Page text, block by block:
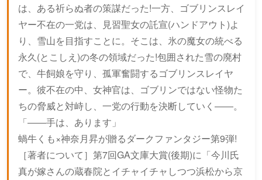
は、ある祈らぬ者の策謀だった!一方、ゴブリンスレイ
ヤー不在の一党は、見習聖女の託宣(ハンドアウト)よ
り、雪山を目指すことに。そこは、氷の魔女の統べる
永久(とこしえ)の冬の領域だった!包囲された雪の廃村
で、牛飼娘を守り、孤軍奮闘するゴブリンスレイヤ
ー。彼不在の中、女神官は、ゴブリンではない怪物た
ちの脅威と対峙し、一党の行動を決断していく――。
「――手は、あります」
蝸牛くも×神奈月昇が贈るダークファンタジー第9弾!
［著者について］第7回GA文庫大賞(後期)に「今川氏
真が嫁さんの蔵春院とイチャイチャしつつ浜松から京